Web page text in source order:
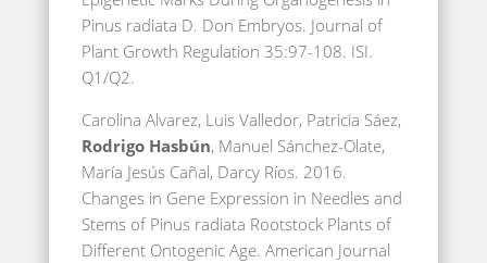
Pinus radiata D. Don Embryos. Journal of
Plant Growth Regulation 35:97-108. ISI.
Q1/Q2.
Carolina Alvarez, Luis Valledor, Patricia Sáez,
Rodrigo Hasbún, Manuel Sánchez-Olate,
María Jesús Cañal, Darcy Ríos. 2016.
Changes in Gene Expression in Needles and
Stems of Pinus radiata Rootstock Plants of
Different Ontogenic Age. American Journal